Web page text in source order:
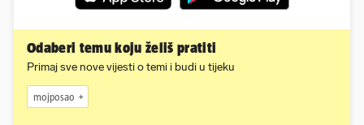
Odaberi temu koju želiš pratiti
Primaj sve nove vijesti o temi i budi u tijeku
mojposao